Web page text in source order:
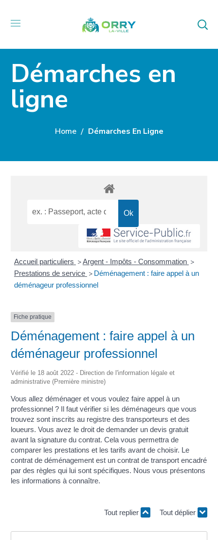
Démarches en
ligne
Home Démarches En Ligne
Accueil particuliers >Argent - Impôts - Consommation >
Prestations de service > Déménagement : faire appel à un
déménageur professionnel
Fiche pratique
Déménagement : faire appel à un
déménageur professionnel
Vérifié le 18 août 2022 - Direction de l'information légale et
administrative (Première ministre)
Vous allez déménager et vous voulez faire appel à un
professionnel ? Il faut vérifier si les déménageurs que vous
trouvez sont inscrits au registre des transporteurs et des
loueurs. Vous avez le droit de demander un devis gratuit
avant la signature du contrat. Cela vous permettra de
comparer les prestations et les tarifs avant de choisir. Le
contrat de déménagement est un contrat de transport encadré
par des règles qui lui sont spécifiques. Nous vous présentons
les informations à connaître.
Tout replier Tout déplier